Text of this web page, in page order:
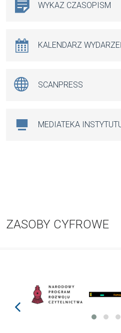
WYKAZ CZASOPISM
KALENDARZ
SCANPRESS
MEDIATEKA
ZASOBY CYFROWE
prev